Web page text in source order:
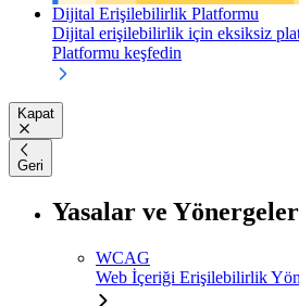
Dijital Erişilebilirlik Platformu
Dijital erişilebilirlik için eksiksiz
Platformu keşfedin
Kapat
Geri
Yasalar ve Yönergeler
WCAG
Web İçeriği Erişilebilirlik